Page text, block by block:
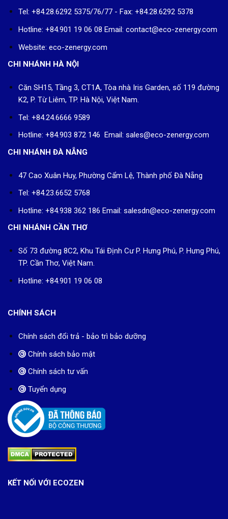
Tel: +84.28.6292 5375/76/77 - Fax: +84.28.6292 5378
Hotline: +84.901 19 06 08 Email: contact@eco-zenergy.com
Website: eco-zenergy.com
CHI NHÁNH HÀ NỘI
Căn SH15, Tầng 3, CT1A, Tòa nhà Iris Garden, số 119 đường
K2, P. Từ Liêm, TP. Hà Nội, Việt Nam.
Tel: +84.24.6666 9589
Hotline: +84.903 872 146 Email: sales@eco-zenergy.com
CHI NHÁNH ĐÀ NẴNG
47 Cao Xuân Huy, Phường Cẩm Lệ, Thành phố Đà Nẵng
Tel: +84.23.6652 5768
Hotline: +84.938 362 186 Email: salesdn@eco-zenergy.com
CHI NHÁNH CẦN THƠ
Số 73 đường 8C2, Khu Tái Định Cư P. Hưng Phú, P. Hưng Phú,
TP. Cần Thơ, Việt Nam.
Hotline: +84.901 19 06 08
CHÍNH SÁCH
Chính sách đổi trả - bảo trì bảo dưỡng
Chính sách bảo mật
Chính sách tư vấn
Tuyển dụng
KẾT NỐI VỚI ECOZEN